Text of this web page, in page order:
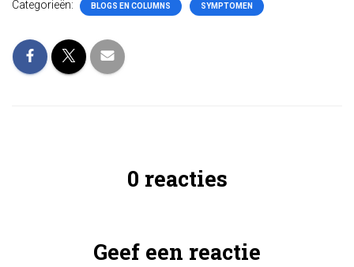
Categorieën: BLOGS EN COLUMNS SYMPTOMEN
0 reacties
Geef een reactie